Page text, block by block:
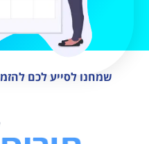
שמחנו לסייע לכם